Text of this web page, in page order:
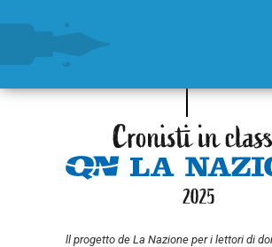
ll progetto de La Nazione per i lettori di